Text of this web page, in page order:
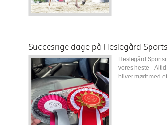
Succesrige dage på Heslegård
Heslegård
vores heste. Altid
bliver mødt med